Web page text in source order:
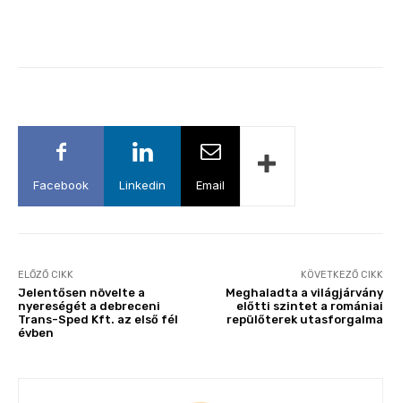
Facebook Linkedin Email
ELŐZŐ CIKK
Jelentősen növelte a
nyereségét a debreceni
Trans-Sped Kft. az első fél
évben
KÖVETKEZŐ CIKK
Meghaladta a világjárvány
előtti szintet a romániai
repülőterek utasforgalma